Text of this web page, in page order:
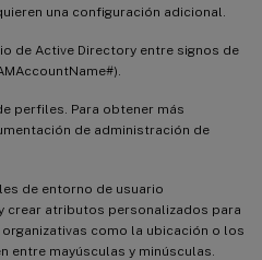
una configuración adicional.
de Active Directory entre signos de
perfiles. Para obtener más
de administración de
de entorno de usuario
crear atributos personalizados para
como la ubicación o los
entre mayúsculas y minúsculas.